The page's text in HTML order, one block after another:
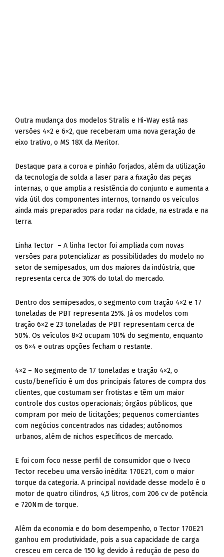
Outra mudança dos modelos Stralis e Hi-Way está nas
versões 4×2 e 6×2, que receberam uma nova geração de
eixo trativo, o MS 18X da Meritor.
Destaque para a coroa e pinhão forjados, além da utilização
da tecnologia de solda a laser para a fixação das peças
internas, o que amplia a resistência do conjunto e aumenta a
vida útil dos componentes internos, tornando os veículos
ainda mais preparados para rodar na cidade, na estrada e na
terra.
Linha Tector – A linha Tector foi ampliada com novas
versões para potencializar as possibilidades do modelo no
setor de semipesados, um dos maiores da indústria, que
representa cerca de 30% do total do mercado.
Dentro dos semipesados, o segmento com tração 4×2 e 17
toneladas de PBT representa 25%. Já os modelos com
tração 6×2 e 23 toneladas de PBT representam cerca de
50%. Os veículos 8×2 ocupam 10% do segmento, enquanto
os 6×4 e outras opções fecham o restante.
4×2 – No segmento de 17 toneladas e tração 4×2, o
custo/benefício é um dos principais fatores de compra dos
clientes, que costumam ser frotistas e têm um maior
controle dos custos operacionais; órgãos públicos, que
compram por meio de licitações; pequenos comerciantes
com negócios concentrados nas cidades; autônomos
urbanos, além de nichos específicos de mercado.
E foi com foco nesse perfil de consumidor que o Iveco
Tector recebeu uma versão inédita: 170E21, com o maior
torque da categoria. A principal novidade desse modelo é o
motor de quatro cilindros, 4,5 litros, com 206 cv de potência
e 720Nm de torque.
Além da economia e do bom desempenho, o Tector 170E21
ganhou em produtividade, pois a sua capacidade de carga
cresceu em cerca de 150 kg devido à redução de peso do